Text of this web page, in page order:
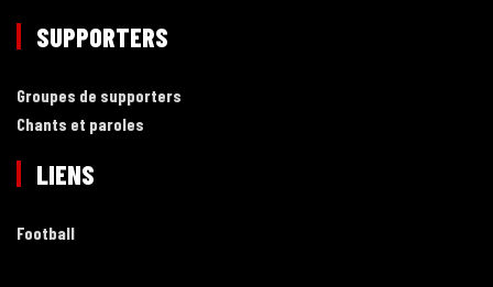
SUPPORTERS
Groupes de supporters
Chants et paroles
LIENS
Football